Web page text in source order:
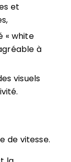
et
« white
à
visuels
de vitesse.